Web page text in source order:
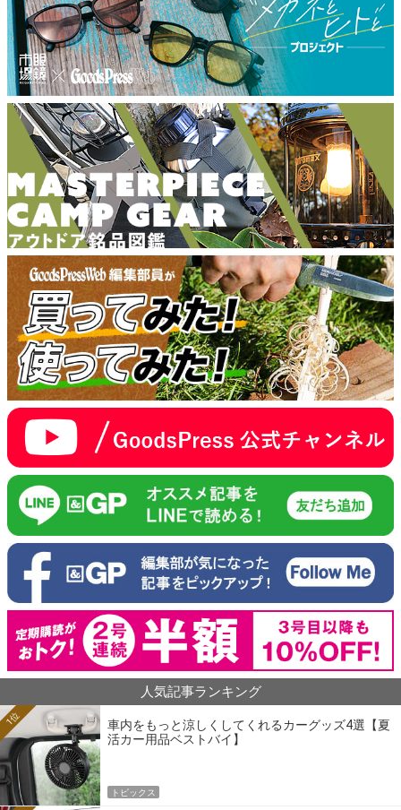
人気記事ランキング
車内をもっと涼しくしてくれるカーグッズ4選【夏
活カー用品ベストバイ】
1位
トピックス